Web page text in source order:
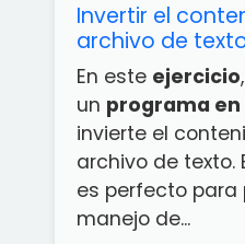
Invertir el
archivo de
En este ejercicio
un programa en
invierte el
archivo de texto.
es perfecto para
manejo de...